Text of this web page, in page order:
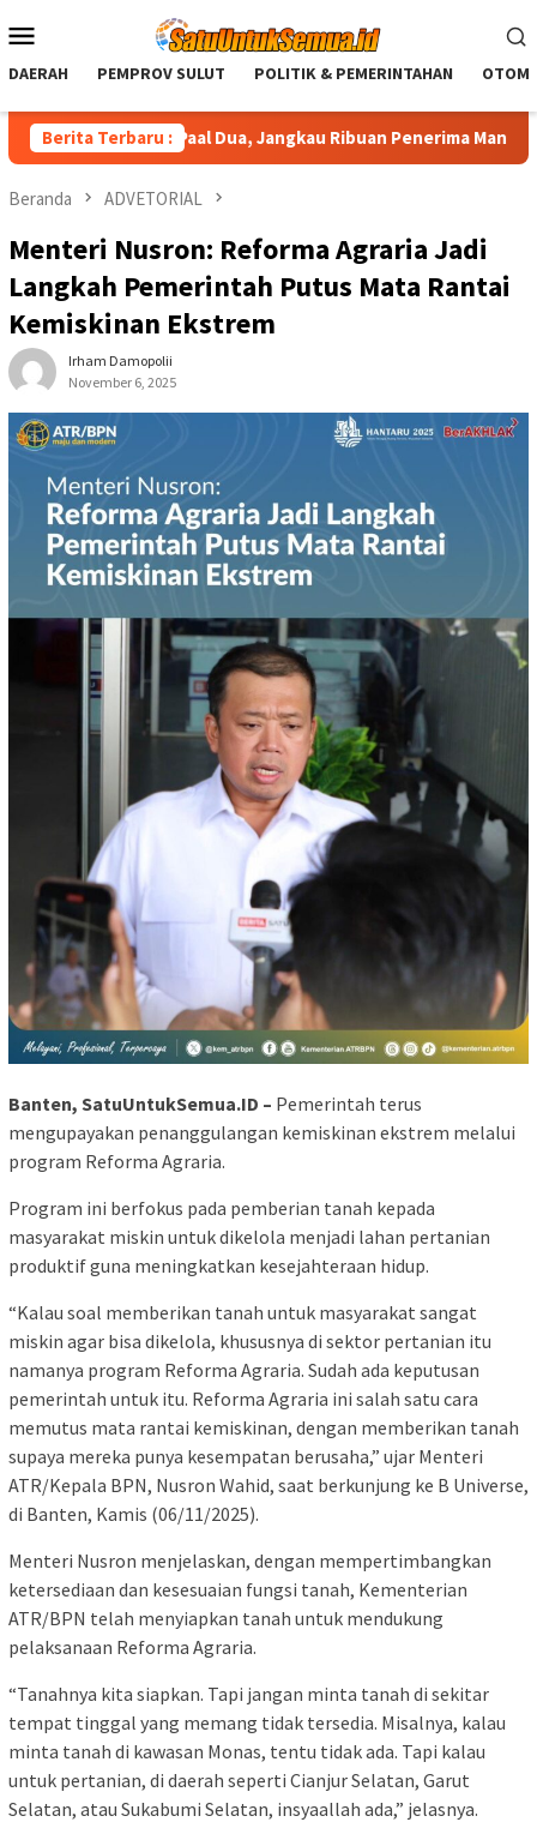
ke
Mobile
DAERAH PEMPROV SULUT POLITIK & PEMERINTAHAN
Berita Terbaru :
SPPG Paal Dua, Jangkau Ribuan Penerima Manfaat
Beranda ADVETORIAL
Menteri Nusron: Reforma Agraria Jadi
Langkah Pemerintah Putus Mata Rantai
Kemiskinan Ekstrem
Irham Damopolii
November 6, 2025
Banten, SatuUntukSemua.ID – Pemerintah terus
mengupayakan penanggulangan kemiskinan ekstrem melalui
program Reforma Agraria.
Program ini berfokus pada pemberian tanah kepada
masyarakat miskin untuk dikelola menjadi lahan pertanian
produktif guna meningkatkan kesejahteraan hidup.
“Kalau soal memberikan tanah untuk masyarakat sangat
miskin agar bisa dikelola, khususnya di sektor pertanian itu
namanya program Reforma Agraria. Sudah ada keputusan
pemerintah untuk itu. Reforma Agraria ini salah satu cara
memutus mata rantai kemiskinan, dengan memberikan tanah
supaya mereka punya kesempatan berusaha,” ujar Menteri
ATR/Kepala BPN, Nusron Wahid, saat berkunjung ke B Universe,
di Banten, Kamis (06/11/2025).
Menteri Nusron menjelaskan, dengan mempertimbangkan
ketersediaan dan kesesuaian fungsi tanah, Kementerian
ATR/BPN telah menyiapkan tanah untuk mendukung
pelaksanaan Reforma Agraria.
“Tanahnya kita siapkan. Tapi jangan minta tanah di sekitar
tempat tinggal yang memang tidak tersedia. Misalnya, kalau
minta tanah di kawasan Monas, tentu tidak ada. Tapi kalau
untuk pertanian, di daerah seperti Cianjur Selatan, Garut
Selatan, atau Sukabumi Selatan, insyaallah ada,” jelasnya.